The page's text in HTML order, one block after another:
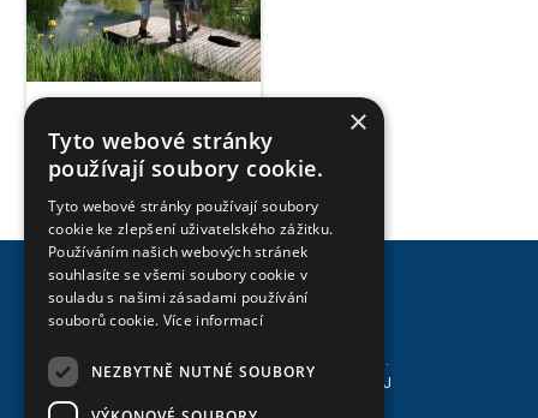
Svaz zakládání a údržby zeleně, z.s.
Asociace biobazénů a jezírek - ABAJ
×
Tyto webové stránky
používají soubory cookie.
Tyto webové stránky používají soubory
cookie ke zlepšení uživatelského zážitku.
Používáním našich webových stránek
souhlasíte se všemi soubory cookie v
souladu s našimi zásadami používání
souborů cookie. Více informací
NEZBYTNĚ NUTNÉ SOUBORY